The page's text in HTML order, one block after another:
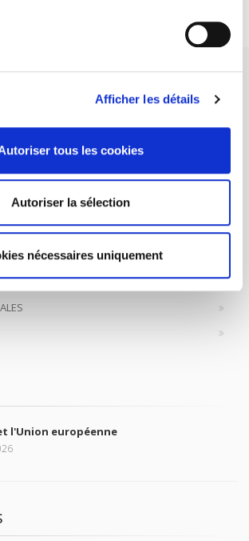
Afficher les détails
tous les cookies
Autoriser la sélection
nécessaires uniquement
aux sciences humaines et sociales, les
savoirs et des idéescontinuer
l'Union européenne